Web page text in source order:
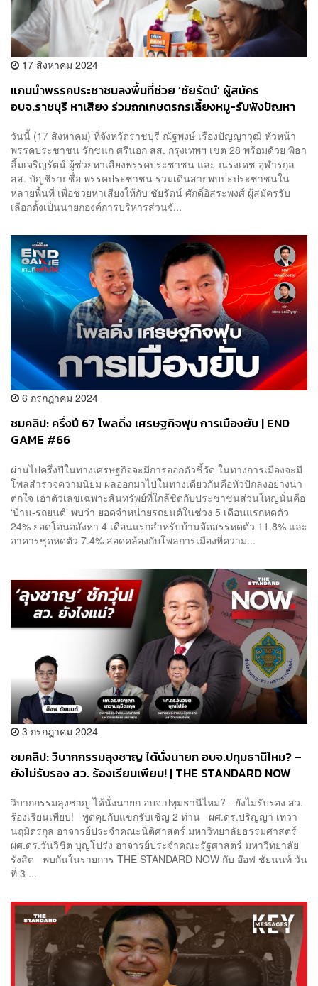
17 สิงหาคม 2024
แกนนำพรรคประชาชนลงพื้นที่ช่วย ‘ชัยรัตน์’ ผู้สมัคร
อบจ.ราชบุรี หาเสียง ร่วมถกเกษตรกรเลี้ยงหมู-รับฟังปัญหา
วันนี้ (17 สิงหาคม) ที่จังหวัดราชบุรี ณัฐพงษ์ เรืองปัญญาวุฒิ หัวหน้า
พรรคประชาชน รักชนก ศรีนอก สส. กรุงเทพฯ เขต 28 พร้อมด้วย พิธา
ลิ้มเจริญรัตน์ ผู้ช่วยหาเสียงพรรคประชาชน และ ณรงเดช อุฬารกุล
สส. บัญชีรายชื่อ พรรคประชาชน ร่วมเดินสายพบปะประชาชนใน
หลายพื้นที่ เพื่อช่วยหาเสียงให้กับ ชัยรัตน์ ศักดิ์อิสระพงศ์ ผู้สมัครรับ
เลือกตั้งเป็นนายกองค์การบริหารส่วนจั...
6 กรกฎาคม 2024
ชมคลิป: ครึ่งปี 67 โพลดิ่ง เศรษฐกิจฟุบ การเมืองยับ | END
GAME #66
ผ่านไปครึ่งปีในทางเศรษฐกิจจะมีการออกตัวชี้วัด ในทางการเมืองจะมี
โพลสำรวจความนิยม ผลออกมาไปในทางเดียวกันคือหัวปักลงอย่างน่า
ตกใจ เอาตัวเลขเฉพาะสินทรัพย์ที่ใกล้ชิดกับประชาชนส่วนใหญ่นั่นคือ
‘บ้าน-รถยนต์’ พบว่า ยอดจำหน่ายรถยนต์ในช่วง 5 เดือนแรกหดตัว
24% ยอดโอนอสังหา 4 เดือนแรกสำหรับบ้านจัดสรรหดตัว 11.8% และ
อาคารชุดหดตัว 7.4% สอดคล้องกับโพลการเมืองที่ความ...
3 กรกฎาคม 2024
ชมคลิป: วิบากกรรมลุงชาญ ได้นั่งนายก อบจ.ปทุมธานีไหม? –
ยังไม่รับรอง สว. ร้องเรียนเพียบ! | THE STANDARD NOW
วิบากกรรมลุงชาญ ได้นั่งนายก อบจ.ปทุมธานีไหม? - ยังไม่รับรอง สว.
ร้องเรียนเพียบ! พูดคุยกับแขกรับเชิญ 2 ท่าน ผศ.ดร.ปริญญา เทวา
นฤมิตรกุล อาจารย์ประจำคณะนิติศาสตร์ มหาวิทยาลัยธรรมศาสตร์
ผศ.ดร.วันวิชิต บุญโปร่ง อาจารย์ประจำคณะรัฐศาสตร์ มหาวิทยาลัย
รังสิต พบกันในรายการ THE STANDARD NOW กับ อ๊อฟ ชัยนนท์ วัน
ที่ 3 ...